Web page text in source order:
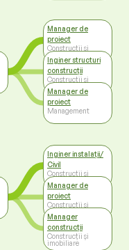
Manager de
proiect
Construcții și
imobiliare
Inginer structuri
construcții
Construcții și
imobiliare
Manager de
proiect
Management
Inginer instalații/
Civil
Construcții și
imobiliare
Manager de
proiect
Construcții și
imobiliare
Manager
construcții
Construcții și
imobiliare